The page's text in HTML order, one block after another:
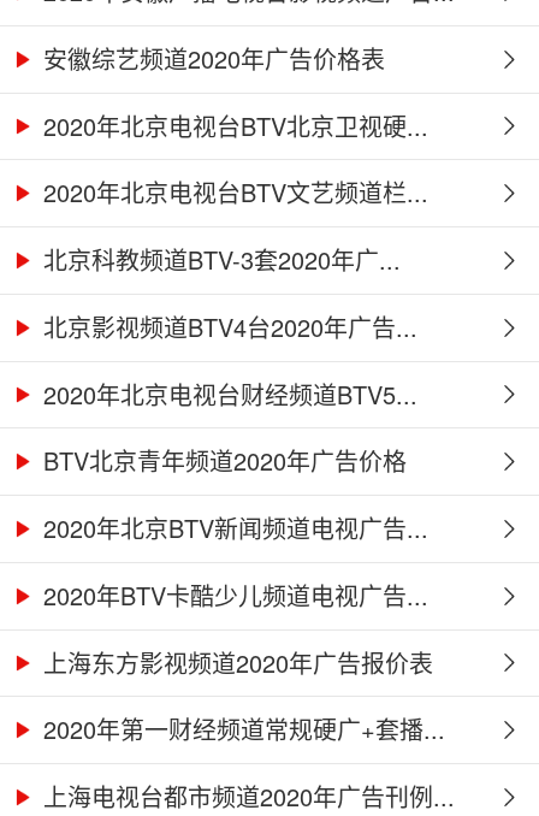
安徽综艺频道2020年广告价格表
2020年北京电视台BTV北京卫视硬...
2020年北京电视台BTV文艺频道栏...
北京科教频道BTV-3套2020年广...
北京影视频道BTV4台2020年广告...
2020年北京电视台财经频道BTV5...
BTV北京青年频道2020年广告价格
2020年北京BTV新闻频道电视广告...
2020年BTV卡酷少儿频道电视广告...
上海东方影视频道2020年广告报价表
2020年第一财经频道常规硬广+套播...
上海电视台都市频道2020年广告刊例...